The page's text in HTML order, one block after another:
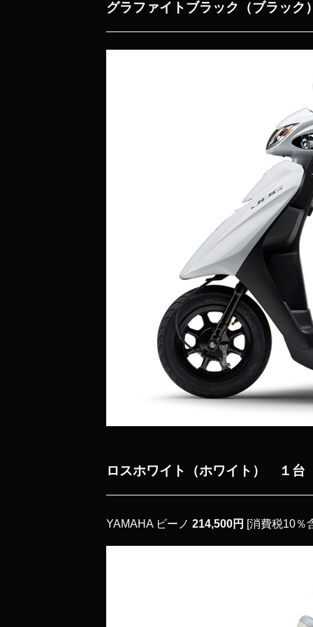
グラファイトブラック （ブラッ
ロスホワイト （ホワイト） １台
YAMAHA ビーノ 214,500円 [消費税10％